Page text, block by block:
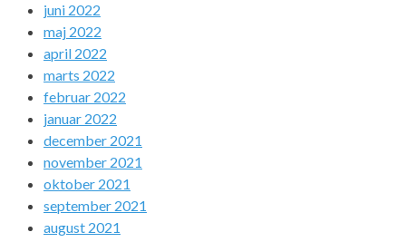
juni 2022
maj 2022
april 2022
marts 2022
februar 2022
januar 2022
december 2021
november 2021
oktober 2021
september 2021
august 2021